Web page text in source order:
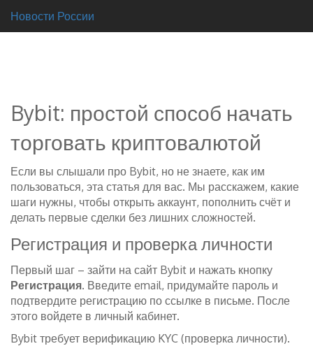
Новости России
Bybit: простой способ начать
торговать криптовалютой
Если вы слышали про Bybit, но не знаете, как им
пользоваться, эта статья для вас. Мы расскажем, какие
шаги нужны, чтобы открыть аккаунт, пополнить счёт и
делать первые сделки без лишних сложностей.
Регистрация и проверка личности
Первый шаг – зайти на сайт Bybit и нажать кнопку
Регистрация. Введите email, придумайте пароль и
подтвердите регистрацию по ссылке в письме. После
этого войдете в личный кабинет.
Bybit требует верификацию KYC (проверка личности).